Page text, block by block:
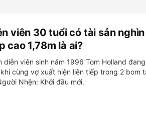
viên 30 tuổi có tài sản
cao 1,78m là ai?
diễn viên sinh năm 1996 Tom Holland
cùng vợ xuất hiện liên tiếp trong 2 bom
Nhện: Khởi đầu mới.